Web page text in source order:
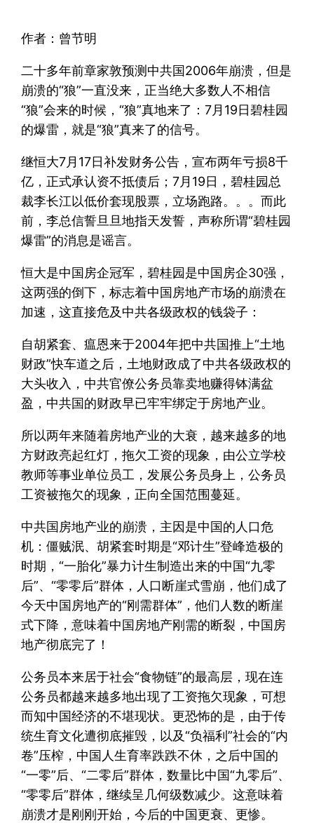
作者：曾节明
二十多年前章家敦预测中共国2006年崩溃，但是
崩溃的“狼”一直没来，正当绝大多数人不相信
“狼”会来的时候，“狼”真地来了：7月19日碧桂园
的爆雷，就是“狼”真来了的信号。
继恒大7月17日补发财务公告，宣布两年亏损8千
亿，正式承认资不抵债后；7月19日，碧桂园总
裁李长江以低价套现股票，立场跑路。。。而此
前，李总信誓旦旦地指天发誓，声称所谓“碧桂园
爆雷”的消息是谣言。
恒大是中国房企冠军，碧桂园是中国房企30强，
这两强的倒下，标志着中国房地产市场的崩溃在
加速，这直接危及中共各级政权的钱袋子：
自胡紧套、瘟恩来于2004年把中共国推上“土地
财政”快车道之后，土地财政成了中共各级政权的
大头收入，中共官僚公务员靠卖地赚得钵满盆
盈，中共国的财政早已牢牢绑定于房地产业。
所以两年来随着房地产业的大衰，越来越多的地
方财政亮起红灯，拖欠工资的现象，由公立学校
教师等事业单位员工，发展公务员身上，公务员
工资被拖欠的现象，正向全国范围蔓延。
中共国房地产业的崩溃，主因是中国的人口危
机：僵贼泯、胡紧套时期是“邓计生”登峰造极的
时期，“一胎化”暴力计生制造出来的中国“九零
后”、“零零后”群体，人口断崖式雪崩，他们成了
今天中国房地产的“刚需群体”，他们人数的断崖
式下降，意味着中国房地产刚需的断裂，中国房
地产彻底完了！
公务员本来居于社会“食物链”的最高层，现在连
公务员都越来越多地出现了工资拖欠现象，可想
而知中国经济的不堪现状。更恐怖的是，由于传
统生育文化遭彻底摧毁，以及“负福利”社会的“内
卷”压榨，中国人生育率跌跌不休，之后中国的
“一零”后、“二零后”群体，数量比中国“九零后”、
“零零后”群体，继续呈几何级数减少。这意味着
崩溃才是刚刚开始，今后的中国更衰、更惨。